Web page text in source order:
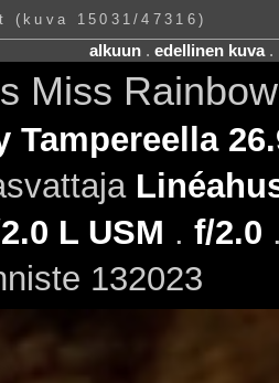
(kuva 15031/47316)
alkuun. edellinen kuva.
Miss
Tampereella
L USM . f/2.0
132023